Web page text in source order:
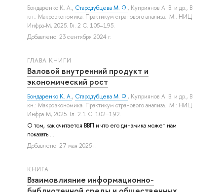
Бондаренко К. А., Стародубцева М. Ф., Куприянов А. В. и др., В
кн.: Макроэкономика. Практикум странового анализа.: М.: НИЦ
Инфра-М, 2025. Гл. 2 С. 105–195.
Добавлено: 23 сентября 2024 г.
ГЛАВА КНИГИ
Валовой внутренний продукт и
экономический рост
Бондаренко К. А., Стародубцева М. Ф., Куприянов А. В. и др., В
кн.: Макроэкономика. Практикум странового анализа.: М.: НИЦ
Инфра-М, 2025. Гл. 2.1 С. 102–192.
О том, как считается ВВП и что его динамика может нам
показать ...
Добавлено: 27 мая 2025 г.
КНИГА
Взаимовлияние информационно-